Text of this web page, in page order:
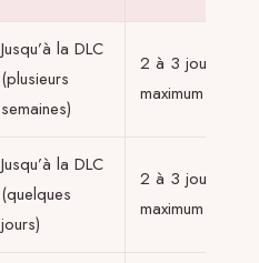
Jusqu’à la DLC
(plusieurs
semaines)
2 à 3 jours
maximum
Jusqu’à la DLC
(quelques
jours)
2 à 3 jours
maximum